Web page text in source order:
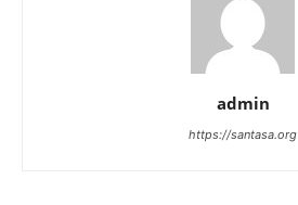
admin
https://santasa.org